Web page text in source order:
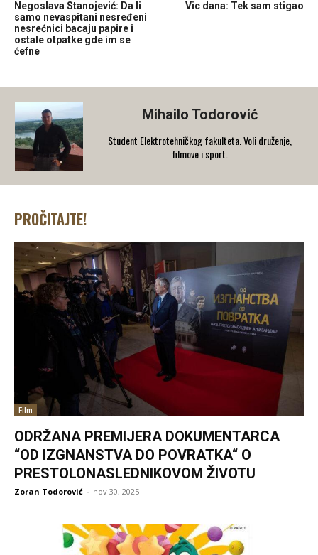
Negoslava Stanojević: Da li
samo nevaspitani nesređeni
nesrećnici bacaju papire i
ostale otpatke gde im se
ćefne
Vic dana: Tek sam stigao
Mihailo Todorović
Student Elektrotehničkog fakulteta. Voli druženje,
filmove i sport.
PROČITAJTE!
Film
ODRŽANA PREMIJERA DOKUMENTARCA
“OD IZGNANSTVA DO POVRATKA“ O
PRESTOLONASLEDNIKOVOM ŽIVOTU
Zoran Todorović - nov 30, 2025